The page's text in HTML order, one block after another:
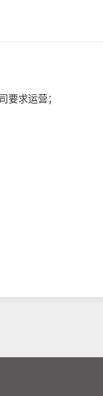
求运营；